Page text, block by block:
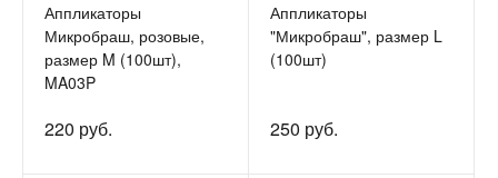
Аппликаторы
Микробраш, розовые,
размер M (100шт),
MA03P
220 руб.
Аппликаторы
"Микробраш", размер L
(100шт)
250 руб.